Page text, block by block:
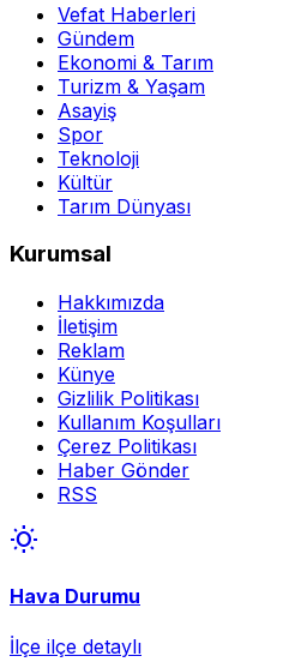
Vefat Haberleri
Gündem
Ekonomi & Tarım
Turizm & Yaşam
Asayiş
Spor
Teknoloji
Kültür
Tarım Dünyası
Kurumsal
Hakkımızda
İletişim
Reklam
Künye
Gizlilik Politikası
Kullanım Koşulları
Çerez Politikası
Haber Gönder
RSS
wb_sunny
Hava Durumu
İlçe ilçe detaylı